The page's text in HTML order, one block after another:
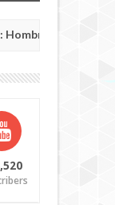
Francia volvió a